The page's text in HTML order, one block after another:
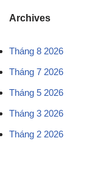
Archives
Tháng 8 2026
Tháng 7 2026
Tháng 5 2026
Tháng 3 2026
Tháng 2 2026